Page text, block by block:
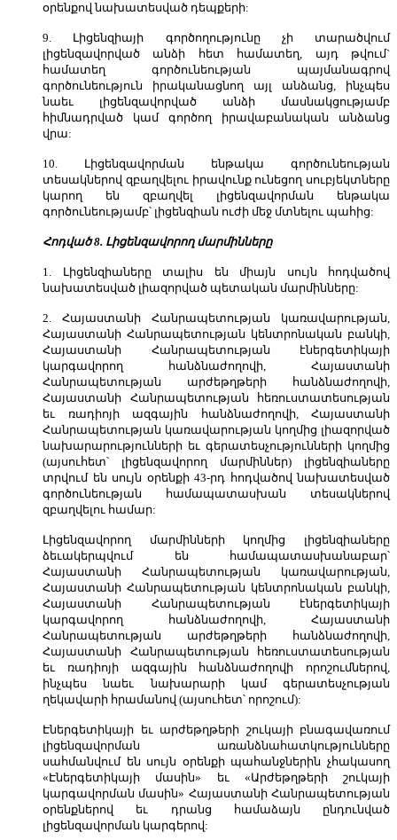
օրենքով նախատեսված դեպքերի:
9. Լիցենզիայի գործողությունը չի տարածվում
լիցենզավորված անձի հետ համատեղ, այդ թվում`
համատեղ գործունեության պայմանագրով
գործունեություն իրականացնող այլ անձանց, ինչպես
նաեւ լիցենզավորված անձի մասնակցությամբ
հիմնադրված կամ գործող իրավաբանական անձանց
վրա:
10. Լիցենզավորման ենթակա գործունեության
տեսակներով զբաղվելու իրավունք ունեցող սուբյեկտները
կարող են զբաղվել լիցենզավորման ենթակա
գործունեությամբ՝ լիցենզիան ուժի մեջ մտնելու պահից:
Հոդված 8. Լիցենզավորող մարմինները
1. Լիցենզիաները տալիս են միայն սույն հոդվածով
նախատեսված լիազորված պետական մարմինները:
2. Հայաստանի Հանրապետության կառավարության,
Հայաստանի Հանրապետության կենտրոնական բանկի,
Հայաստանի Հանրապետության էներգետիկայի
կարգավորող հանձնաժողովի, Հայաստանի
Հանրապետության արժեթղթերի հանձնաժողովի,
Հայաստանի Հանրապետության հեռուստատեսության
եւ ռադիոյի ազգային հանձնաժողովի, Հայաստանի
Հանրապետության կառավարության կողմից լիազորված
նախարարությունների եւ գերատեսչությունների կողմից
(այսուհետ՝ լիցենզավորող մարմիններ) լիցենզիաները
տրվում են սույն օրենքի 43-րդ հոդվածով նախատեսված
գործունեության համապատասխան տեսակներով
զբաղվելու համար:
Լիցենզավորող մարմինների կողմից լիցենզիաները
ձեւակերպվում են համապատասխանաբար՝
Հայաստանի Հանրապետության կառավարության,
Հայաստանի Հանրապետության կենտրոնական բանկի,
Հայաստանի Հանրապետության էներգետիկայի
կարգավորող հանձնաժողովի, Հայաստանի
Հանրապետության արժեթղթերի հանձնաժողովի,
Հայաստանի Հանրապետության հեռուստատեսության
եւ ռադիոյի ազգային հանձնաժողովի որոշումներով,
ինչպես նաեւ նախարարի կամ գերատեսչության
ղեկավարի հրամանով (այսուհետ՝ որոշում):
Էներգետիկայի եւ արժեթղթերի շուկայի բնագավառում
լիցենզավորման առանձնահատկությունները
սահմանվում են սույն օրենքի պահանջներին չհակասող
«Էներգետիկայի մասին» եւ «Արժեթղթերի շուկայի
կարգավորման մասին» Հայաստանի Հանրապետության
օրենքներով եւ դրանց համաձայն ընդունված
լիցենզավորման կարգերով: